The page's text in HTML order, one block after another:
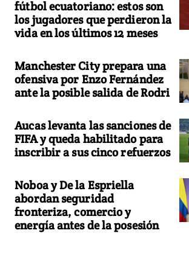
fútbol ecuatoriano: estos son
los jugadores que perdieron la
vida en los últimos 12 meses
Manchester City prepara una
ofensiva por Enzo Fernández
ante la posible salida de Rodri
Aucas levanta las sanciones de
FIFA y queda habilitado para
inscribir a sus cinco refuerzos
Noboa y De la Espriella
abordan seguridad
fronteriza, comercio y
energía antes de la posesión